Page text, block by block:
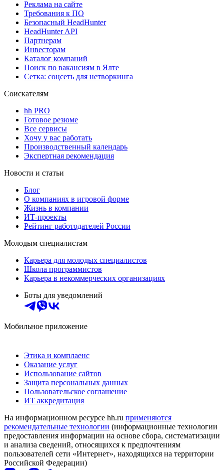
Реклама на сайте
Требования к ПО
Безопасный HeadHunter
HeadHunter API
Партнерам
Инвесторам
Каталог компаний
Поиск по вакансиям в Ялте
Сетка: соцсеть для нетворкинга
Соискателям
hh PRO
Готовое резюме
Все сервисы
Хочу у вас работать
Производственный календарь
Экспертная рекомендация
Новости и статьи
Блог
О компаниях в игровой форме
Жизнь в компании
ИТ-проекты
Рейтинг работодателей России
Молодым специалистам
Карьера для молодых специалистов
Школа программистов
Карьера в некоммерческих организациях
Боты для уведомлений
Мобильное приложение
Этика и комплаенс
Оказание услуг
Использование сайтов
Защита персональных данных
Пользовательское соглашение
ИТ аккредитация
На информационном ресурсе hh.ru применяются
рекомендательные технологии (информационные технологии
предоставления информации на основе сбора, систематизации
и анализа сведений, относящихся к предпочтениям
пользователей сети «Интернет», находящихся на территории
Российской Федерации)